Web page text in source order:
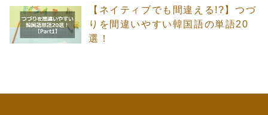
【ネイティブでも間違える!?】つづ
りを間違いやすい韓国語の単語20
選！